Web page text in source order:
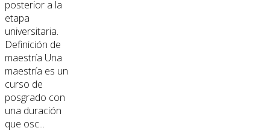
posterior a la
etapa
universitaria.
Definición de
maestría Una
maestría es un
curso de
posgrado con
una duración
que osc...